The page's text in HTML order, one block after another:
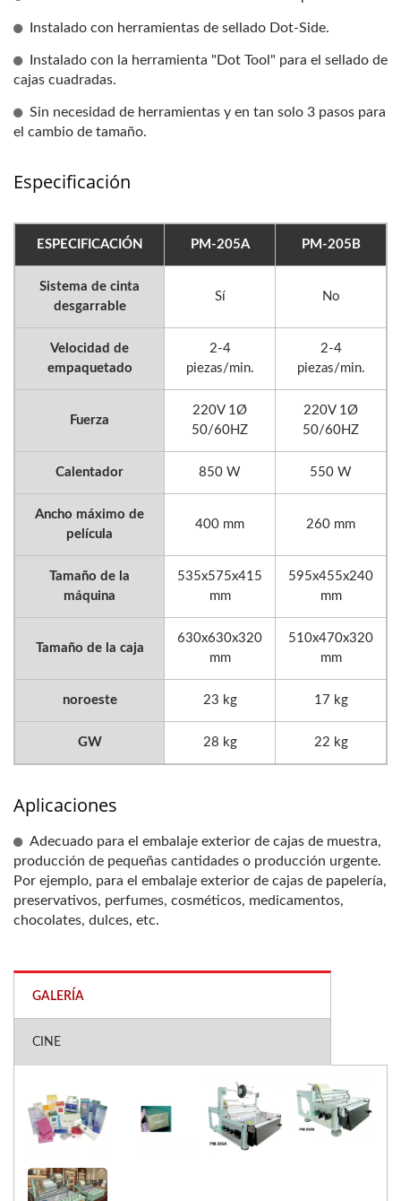
Instalado con herramientas de sellado Dot-Side.
Instalado con la herramienta "Dot Tool" para el sellado de
cajas cuadradas.
Sin necesidad de herramientas y en tan solo 3 pasos para
el cambio de tamaño.
Especificación
ESPECIFICACIÓN PM-205A PM-205B
Sistema de cinta
desgarrable
Sí No
Velocidad de
empaquetado
2-4
piezas/min.
2-4
piezas/min.
Fuerza
220V 1Ø
50/60HZ
220V 1Ø
50/60HZ
Calentador 850 W 550 W
Ancho máximo de
película
400 mm 260 mm
Tamaño de la
máquina
535x575x415
mm
595x455x240
mm
Tamaño de la caja
630x630x320
mm
510x470x320
mm
noroeste 23 kg 17 kg
GW 28 kg 22 kg
Aplicaciones
Adecuado para el embalaje exterior de cajas de muestra,
producción de pequeñas cantidades o producción urgente.
Por ejemplo, para el embalaje exterior de cajas de papelería,
preservativos, perfumes, cosméticos, medicamentos,
chocolates, dulces, etc.
GALERÍA
CINE